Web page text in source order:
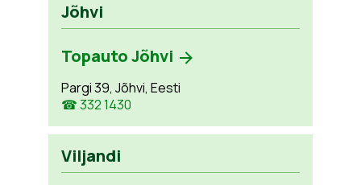
Jõhvi
Topauto Jõhvi
Pargi 39, Jõhvi, Eesti
☎ 332 1430
Viljandi